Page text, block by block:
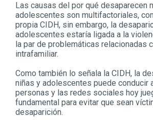
Las causas del por qué desaparecen
adolescentes son multifactoriales,
propia CIDH, sin embargo, la
adolescentes estaría ligada a la
la par de problemáticas relacionadas
intrafamiliar.
Como también lo señala la CIDH, la
niñas y adolescentes puede conducir
personas y las redes sociales hoy
fundamental para evitar que sean
desaparición.